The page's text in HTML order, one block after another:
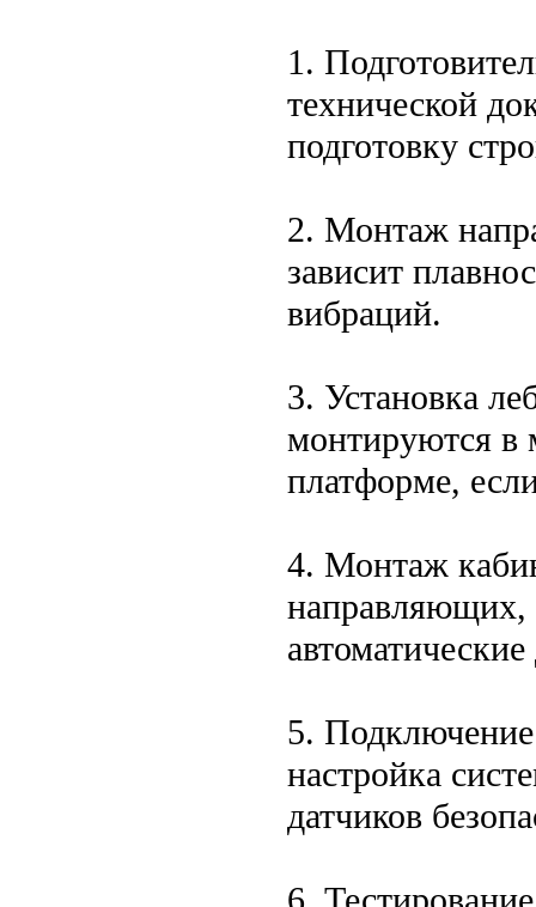
1.
технической
подготовку
2. Монтаж
зависит
вибраций.
3. Установка
монтируются в
платформе,
4. Монтаж
направляющих,
5. Подключение
настройка
датчиков